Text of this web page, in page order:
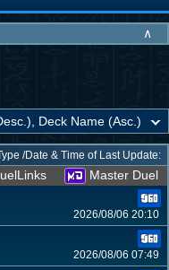
∧
/Date & Time of Last Update:
Master Duel
2026/08/06 20:10
2026/08/06 07:49